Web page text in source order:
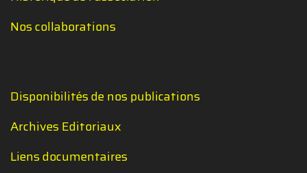
Nos collaborations
Disponibilités de nos publications
Archives Editoriaux
Liens documentaires